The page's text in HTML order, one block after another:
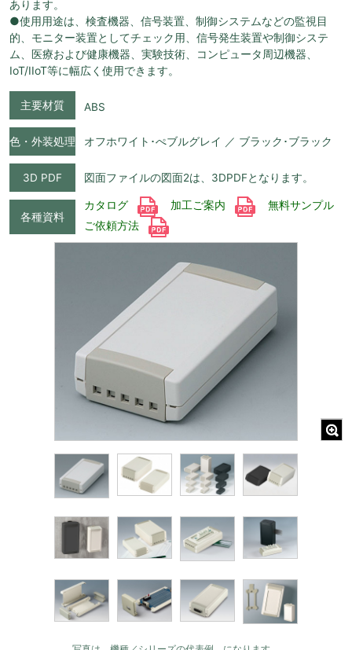
あります。
●使用用途は、検査機器、信号装置、制御システムなどの監視目
的、モニター装置としてチェック用、信号発生装置や制御システ
ム、医療および健康機器、実験技術、コンピュータ周辺機器、
IoT/IIoT等に幅広く使用できます。
主要材質 ABS
色・外装処理 オフホワイト･ぺブルグレイ ／ ブラック･ブラック
3D PDF 図面ファイルの図面2は、3DPDFとなります。
各種資料
カタログ 加工ご案内
無料サンプル
ご依頼方法